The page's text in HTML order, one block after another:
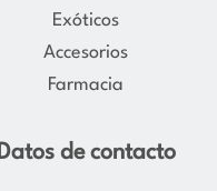
Exóticos
Accesorios
Farmacia
Datos de contacto